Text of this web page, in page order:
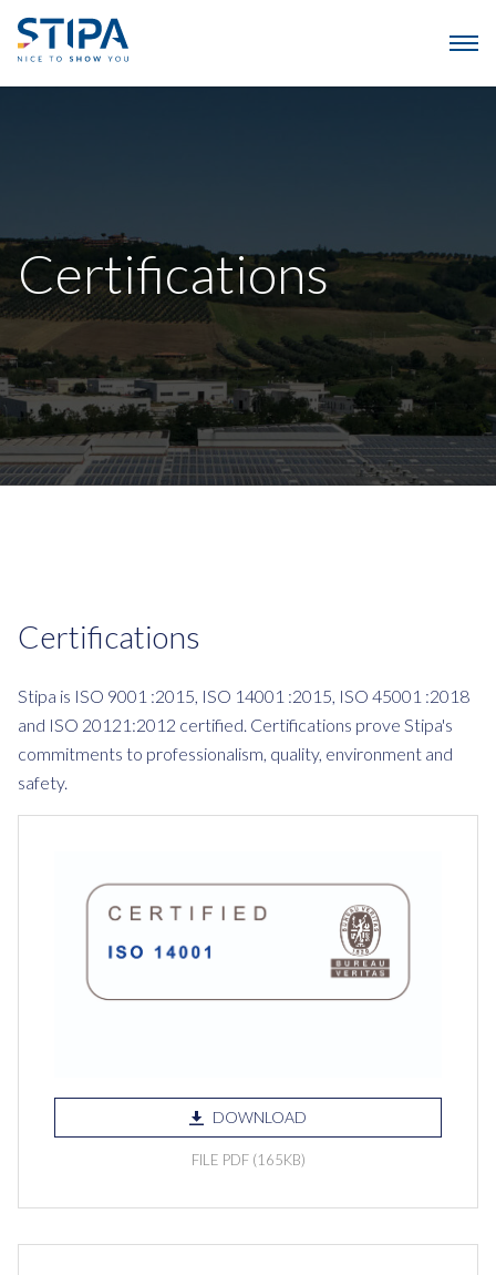
Certifications
Certifications
Stipa is ISO 9001 :2015, ISO 14001 :2015, ISO 45001 :2018
and ISO 20121:2012 certified. Certifications prove Stipa's
commitments to professionalism, quality, environment and
safety.
DOWNLOAD
FILE PDF (165KB)